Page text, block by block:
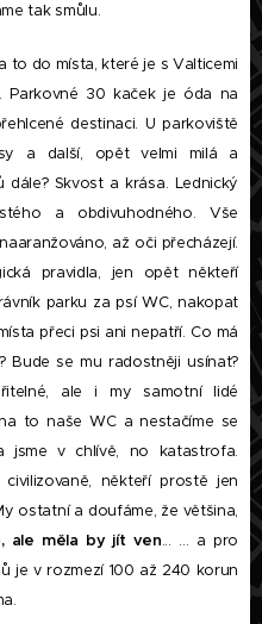
tak smůlu.
to do místa, které je s Valticemi
Parkovné 30 kaček je óda na
destinaci. U parkoviště
a další, opět velmi milá a
Skvost a krása. Lednický
a obdivuhodného. Vše
až oči přecházejí.
pravidla, jen opět někteří
parku za psí WC, nakopat
přeci psi ani nepatří. Co má
Bude se mu radostněji usínat?
ale i my samotní lidé
to naše WC a nestačíme se
jsme v chlívě, no katastrofa.
někteří prostě jen
ostatní a doufáme, že většina,
ale měla by jít ven... … a pro
je v rozmezí 100 až 240 korun